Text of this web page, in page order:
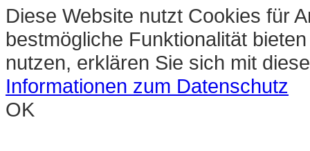
Diese Website nutzt Cookies für
bestmögliche Funktionalität
nutzen, erklären Sie sich mit
Informationen zum Datenschutz
OK